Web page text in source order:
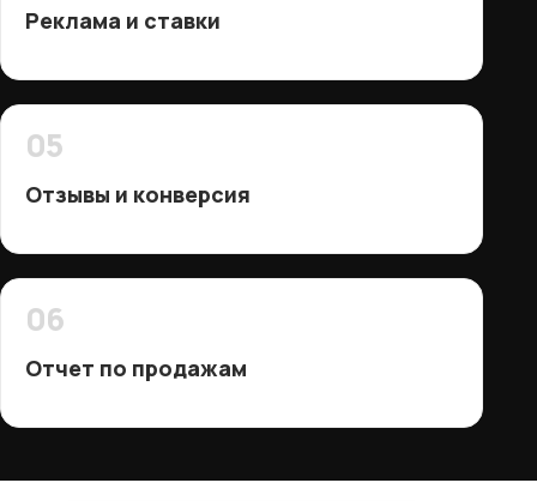
Реклама и ставки
05
Отзывы и конверсия
06
Отчет по продажам